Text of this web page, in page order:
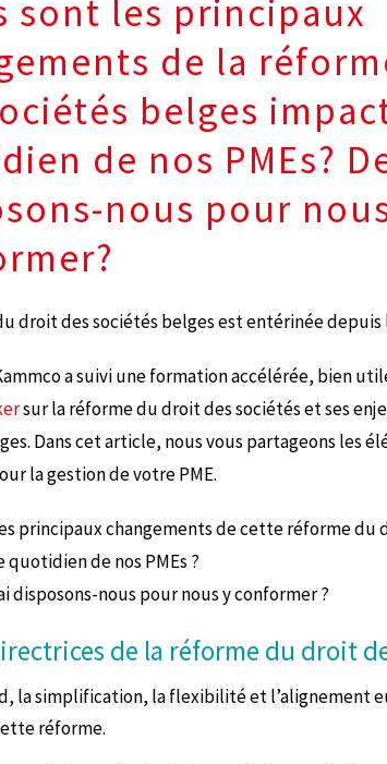
sont les principaux
de la
belges
de nos PMEs?
nous pour
droit des sociétés belges est entérinée depuis
a suivi une formation accélérée, bien
sur la réforme du droit des sociétés et ses
Dans cet article, nous vous partageons les
la gestion de votre PME.
principaux changements de cette réforme du
de nos PMEs ?
disposons-nous pour nous y conformer ?
de la réforme du droit
la simplification, la flexibilité et l’alignement
réforme.